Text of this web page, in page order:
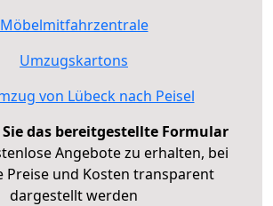
Möbelmitfahrzentrale
Umzugskartons
von Lübeck nach Peisel
das bereitgestellte Formular
Angebote zu erhalten, bei
Preise und Kosten transparent
dargestellt werden